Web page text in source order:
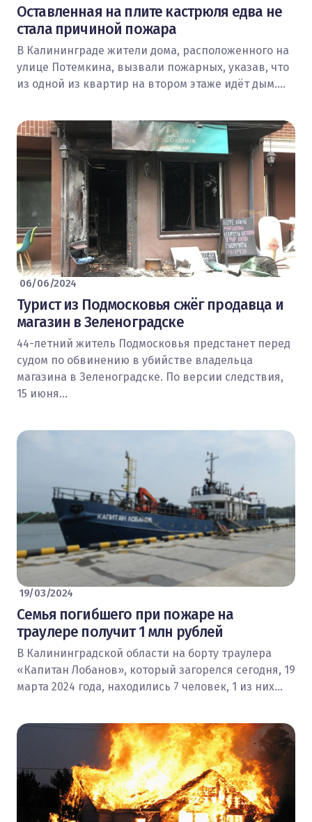
Оставленная на плите кастрюля едва не
стала причиной пожара
В Калининграде жители дома, расположенного на
улице Потемкина, вызвали пожарных, указав, что
из одной из квартир на втором этаже идёт дым.…
06/06/2024
Турист из Подмосковья сжёг продавца и
магазин в Зеленоградске
44-летний житель Подмосковья предстанет перед
судом по обвинению в убийстве владельца
магазина в Зеленоградске. По версии следствия,
15 июня…
19/03/2024
Семья погибшего при пожаре на
траулере получит 1 млн рублей
В Калининградской области на борту траулера
«Капитан Лобанов», который загорелся сегодня, 19
марта 2024 года, находились 7 человек, 1 из них…